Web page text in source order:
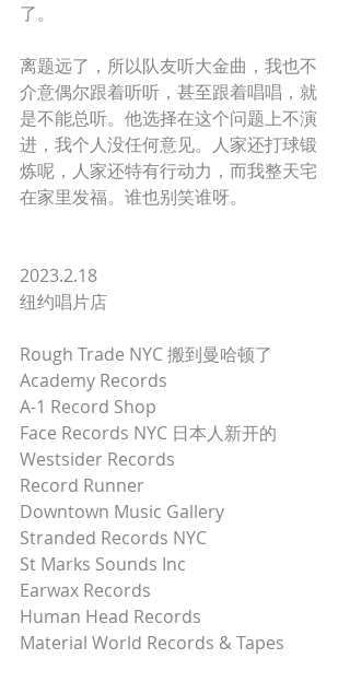
了。
离题远了，所以队友听大金曲，我也不
介意偶尔跟着听听，甚至跟着唱唱，就
是不能总听。他选择在这个问题上不演
进，我个人没任何意见。人家还打球锻
炼呢，人家还特有行动力，而我整天宅
在家里发福。谁也别笑谁呀。
2023.2.18
纽约唱片店
Rough Trade NYC 搬到曼哈顿了
Academy Records
A-1 Record Shop
Face Records NYC 日本人新开的
Westsider Records
Record Runner
Downtown Music Gallery
Stranded Records NYC
St Marks Sounds Inc
Earwax Records
Human Head Records
Material World Records & Tapes